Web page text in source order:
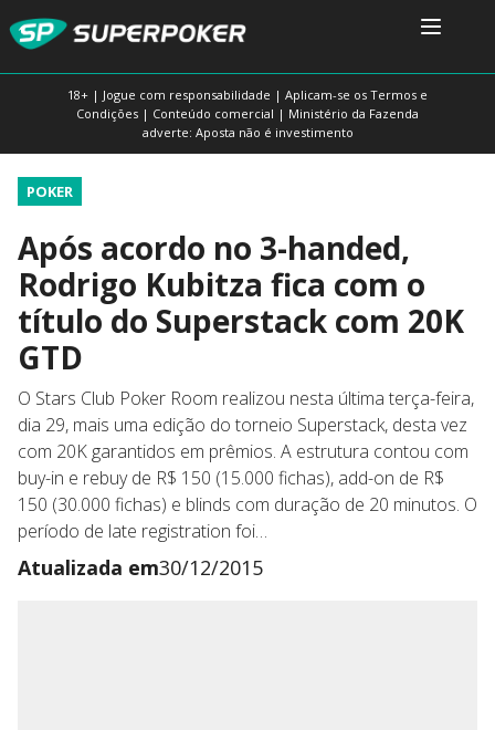
18+ | Jogue com responsabilidade | Aplicam-se os Termos e
Condições | Conteúdo comercial | Ministério da Fazenda
adverte: Aposta não é investimento
POKER
Após acordo no 3-handed,
Rodrigo Kubitza fica com o
título do Superstack com 20K
GTD
O Stars Club Poker Room realizou nesta última terça-feira,
dia 29, mais uma edição do torneio Superstack, desta vez
com 20K garantidos em prêmios. A estrutura contou com
buy-in e rebuy de R$ 150 (15.000 fichas), add-on de R$
150 (30.000 fichas) e blinds com duração de 20 minutos. O
período de late registration foi…
Atualizada em30/12/2015